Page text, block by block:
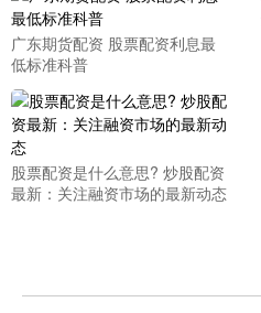
广东期货配资 股票配资利息最
低标准科普
股票配资是什么意思? 炒股配资
最新：关注融资市场的最新动态